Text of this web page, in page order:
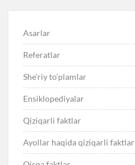
Asarlar
Referatlar
She’riy to’plamlar
Ensiklopediyalar
Qiziqarli faktlar
Ayollar haqida qiziqarli faktlar